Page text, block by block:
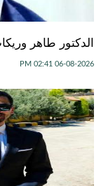
الدكتور طاهر
06-08-2026 02:41 PM